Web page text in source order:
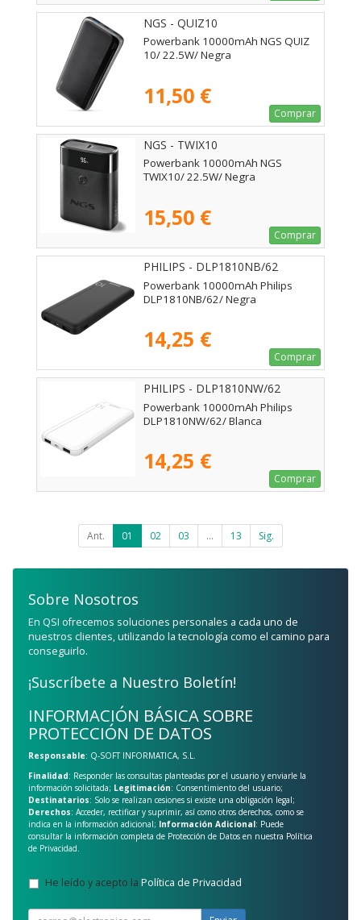
NGS - QUIZ10
Powerbank 10000mAh NGS QUIZ
10/ 22.5W/ Negra
11,50 €
Comprar
NGS - TWIX10
Powerbank 10000mAh NGS
TWIX10/ 22.5W/ Negra
15,50 €
Comprar
PHILIPS - DLP1810NB/62
Powerbank 10000mAh Philips
DLP1810NB/62/ Negra
14,25 €
Comprar
PHILIPS - DLP1810NW/62
Powerbank 10000mAh Philips
DLP1810NW/62/ Blanca
14,25 €
Comprar
Ant. 01 02 03 ... 13 Sig.
Sobre Nosotros
En QSI ofrecemos soluciones personales a cada uno de
nuestros clientes, utilizando la tecnología como el camino para
conseguirlo.
¡Suscríbete a Nuestro Boletín!
INFORMACIÓN BÁSICA SOBRE
PROTECCIÓN DE DATOS
Responsable: Q-SOFT INFORMATICA, S.L.
Finalidad: Responder las consultas planteadas por el usuario y enviarle la
información solicitada; Legitimación: Consentimiento del usuario;
Destinatarios: Solo se realizan cesiones si existe una obligación legal;
Derechos: Acceder, rectificar y suprimir, así como otros derechos, como se
indica en la información adicional; Información Adicional: Puede
consultar la información completa de Protección de Datos en nuestra Política
de Privacidad.
He leído y acepto la Política de Privacidad.